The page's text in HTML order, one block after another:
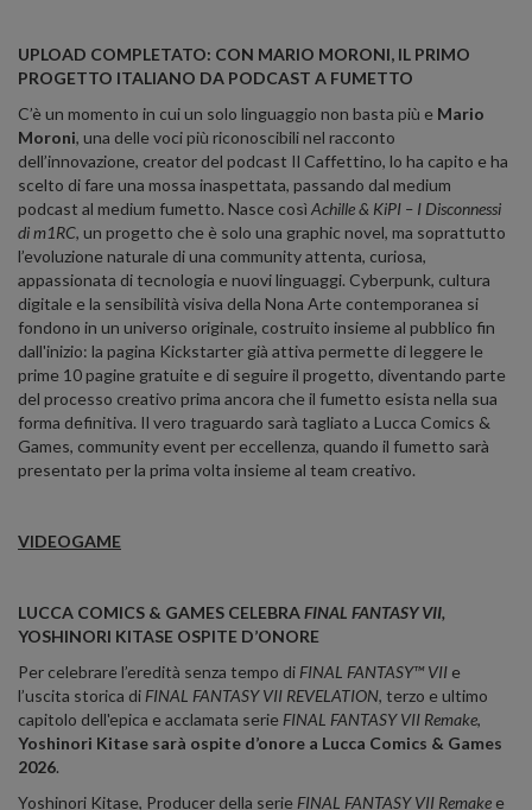
UPLOAD COMPLETATO: CON MARIO MORONI, IL PRIMO
PROGETTO ITALIANO DA PODCAST A FUMETTO
C’è un momento in cui un solo linguaggio non basta più e Mario
Moroni, una delle voci più riconoscibili nel racconto
dell’innovazione, creator del podcast Il Caffettino, lo ha capito e ha
scelto di fare una mossa inaspettata, passando dal medium
podcast al medium fumetto. Nasce così Achille & KiPI – I Disconnessi
di m1RC, un progetto che è solo una graphic novel, ma soprattutto
l’evoluzione naturale di una community attenta, curiosa,
appassionata di tecnologia e nuovi linguaggi. Cyberpunk, cultura
digitale e la sensibilità visiva della Nona Arte contemporanea si
fondono in un universo originale, costruito insieme al pubblico fin
dall'inizio: la pagina Kickstarter già attiva permette di leggere le
prime 10 pagine gratuite e di seguire il progetto, diventando parte
del processo creativo prima ancora che il fumetto esista nella sua
forma definitiva. Il vero traguardo sarà tagliato a Lucca Comics &
Games, community event per eccellenza, quando il fumetto sarà
presentato per la prima volta insieme al team creativo.
VIDEOGAME
LUCCA COMICS & GAMES CELEBRAFINAL FANTASY VII,
YOSHINORI KITASE OSPITE D’ONORE
Per celebrare l’eredità senza tempo di FINAL FANTASY™ VII e
l’uscita storica di FINAL FANTASY VII REVELATION, terzo e ultimo
capitolo dell'epica e acclamata serie FINAL FANTASY VII Remake,
Yoshinori Kitase sarà ospite d’onore a Lucca Comics & Games
2026.
Yoshinori Kitase, Producer della serie FINAL FANTASY VII Remake e